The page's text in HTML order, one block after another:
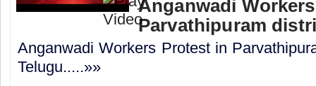
Anganwadi
Parvathipuram
Anganwadi Workers Protest in
Telugu.....»»